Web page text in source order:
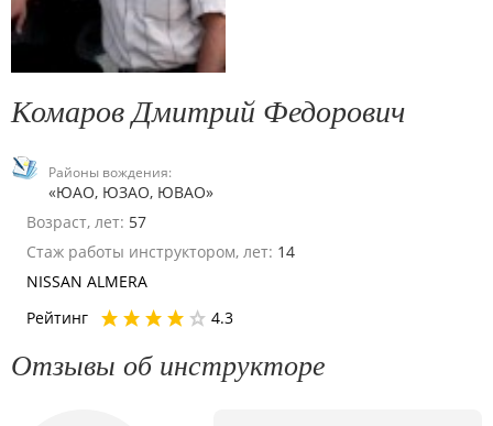
Комаров Дмитрий Федорович
Районы вождения:
«ЮАО, ЮЗАО, ЮВАО»
Возраст, лет: 57
Стаж работы инструктором, лет: 14
NISSAN ALMERA
Рейтинг
4.3
Отзывы об инструкторе